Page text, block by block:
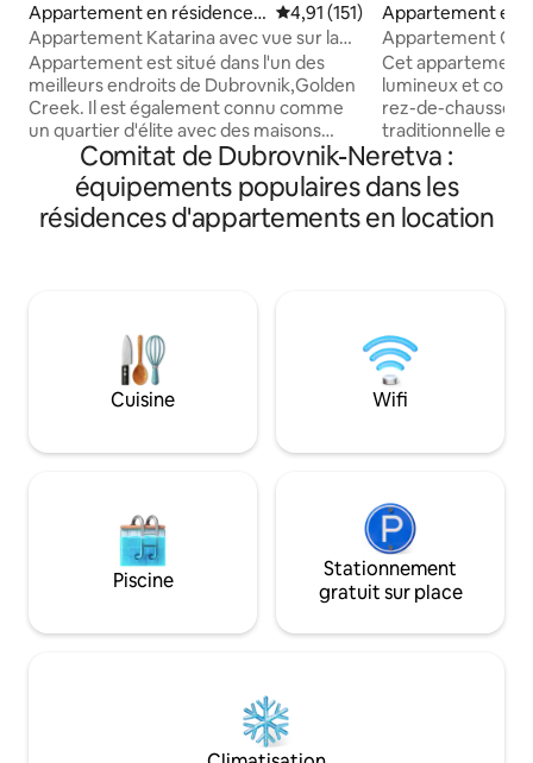
Appartement en résidence ⋅
Dubrovnik
Évaluation moyenne sur la
4,91 (151)
Appartement Katarina avec vue sur la
mer et balcon
Appartement est situé dans l'un des
meilleurs endroits de Dubrovnik,Golden
Creek. Il est également connu comme
un quartier d'élite avec des maisons
étonnantes.()Il est proche de deux
plages de sable fin et la vieille ville est à
seulement 10/15min à pied le long de la
belle route qui va juste au-dessus de la
intérieur confortable vous assurent que
vous ne voulez pas manquer la chaleur
et le confort de votre propre maison.
Appartement en
⋅ Dubrovnik
Appartement
Cet appartement
lumineux et
rez-de-chaussée
traditionnelle en
plus recherchée
jardin d'orangers
avec coin repas,
offrent une vue
pour être une
tranquillité. La
accessible en
Comitat de Dubrovnik-Neretva :
équipements populaires dans les
résidences d'appartements en location
Cuisine Wifi
Piscine
Stationnement
gratuit sur place